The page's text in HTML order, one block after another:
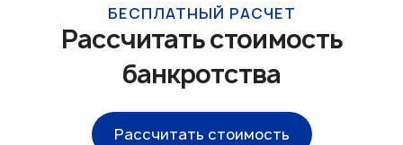
БЕСПЛАТНЫЙ РАСЧЕТ
Рассчитать стоимость
банкротства
Рассчитать стоимость